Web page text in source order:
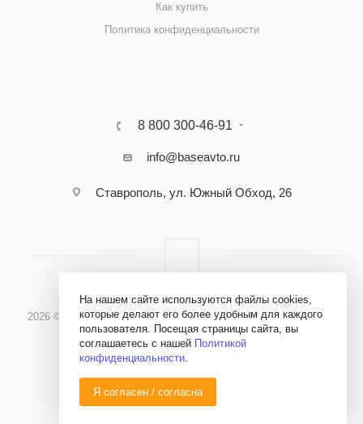
Как купить
Политика конфиденциальности
8 800 300-46-91
info@baseavto.ru
Ставрополь, ул. Южный Обход, 26
2026 © Бэйс Авто - Материалы и оборудование для кузовного
ремонта
На нашем сайте используются файлы cookies,
которые делают его более удобным для каждого
пользователя. Посещая страницы сайта, вы
соглашаетесь с нашей Политикой
конфиденциальности.
Я согласен / согласна